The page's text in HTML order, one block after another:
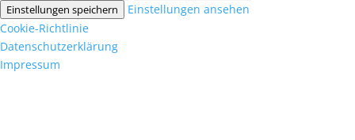
Einstellungen speichern
Einstellungen ansehen
Cookie-Richtlinie
Datenschutzerklärung
Impressum